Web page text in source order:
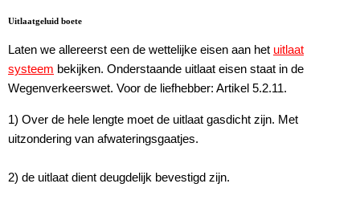
Uitlaatgeluid boete
Laten we allereerst een de wettelijke eisen aan het uitlaat
systeem bekijken. Onderstaande uitlaat eisen staat in de
Wegenverkeerswet. Voor de liefhebber: Artikel 5.2.11.
1) Over de hele lengte moet de uitlaat gasdicht zijn. Met
uitzondering van afwateringsgaatjes.
2) de uitlaat dient deugdelijk bevestigd zijn.